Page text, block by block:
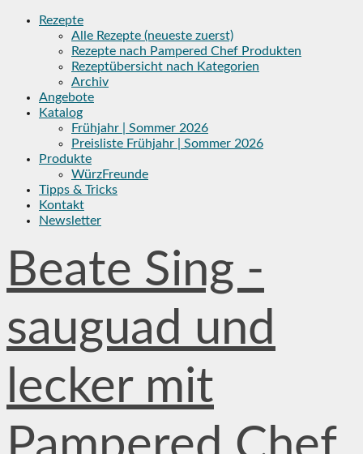
Skip
Rezepte
Alle Rezepte (neueste zuerst)
Rezepte nach Pampered Chef Produkten
Rezeptübersicht nach Kategorien
Archiv
Angebote
Katalog
Frühjahr | Sommer 2026
Preisliste Frühjahr | Sommer 2026
Produkte
WürzFreunde
Tipps & Tricks
Kontakt
Newsletter
Beate Sing -
sauguad und
lecker mit